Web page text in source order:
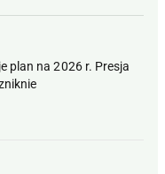
plan na 2026 r. Presja